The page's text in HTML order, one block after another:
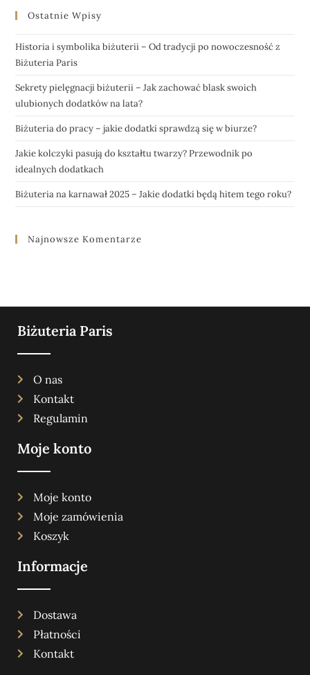
Ostatnie Wpisy
Historia i symbolika biżuterii – Od tradycji po nowoczesność z
Biżuteria Paris
Sekrety pielęgnacji biżuterii – Jak zachować blask swoich
ulubionych dodatków na lata?
Biżuteria do pracy – jakie dodatki sprawdzą się w biurze?
Jakie kolczyki pasują do kształtu twarzy? Przewodnik po
idealnych dodatkach
Biżuteria na karnawał 2025 – Jakie dodatki będą hitem tego roku?
Najnowsze Komentarze
Biżuteria Paris
O nas
Kontakt
Regulamin
Moje konto
Moje konto
Moje zamówienia
Koszyk
Informacje
Dostawa
Płatności
Kontakt